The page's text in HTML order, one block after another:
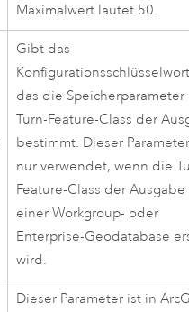
Maximalwert lautet 50.
Gibt das
das die Speicherparameter
Turn-Feature-Class der
bestimmt. Dieser
nur verwendet, wenn die
Feature-Class der Ausgabe
einer Workgroup- oder
Enterprise-Geodatabase
wird.
Dieser Parameter ist in